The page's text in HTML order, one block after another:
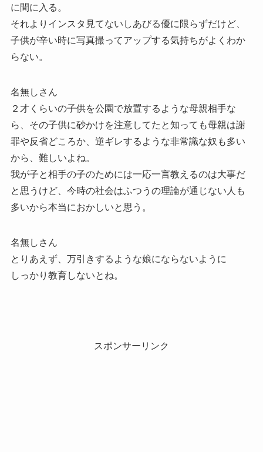
に間に入る。
それよりインスタ見てないしあびる優に限らずだけど、
子供が辛い時に写真撮ってアップする気持ちがよくわか
らない。
名無しさん
２才くらいの子供を公園で放置するような母親相手な
ら、その子供に砂かけを注意してたと知っても母親は謝
罪や反省どころか、逆ギレするような非常識な奴も多い
から、難しいよね。
我が子と相手の子のためには一応一言教えるのは大事だ
と思うけど、今時の社会はふつうの理論が通じない人も
多いから本当におかしいと思う。
名無しさん
とりあえず、万引きするような娘にならないように
しっかり教育しないとね。
スポンサーリンク